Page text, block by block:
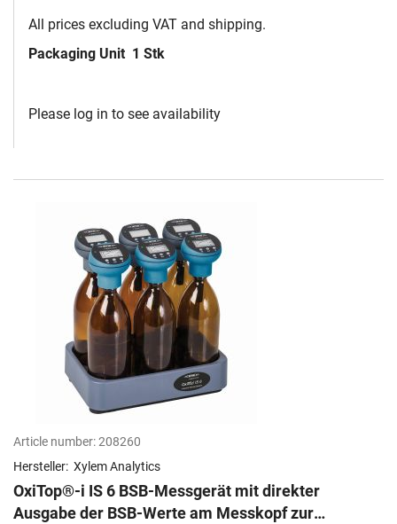
All prices excluding VAT and shipping.
Packaging Unit 1 Stk
Please log in to see availability
Article number:208260
Hersteller: Xylem Analytics
OxiTop®-i IS 6 BSB-Messgerät mit direkter
Ausgabe der BSB-Werte am Messkopf zur